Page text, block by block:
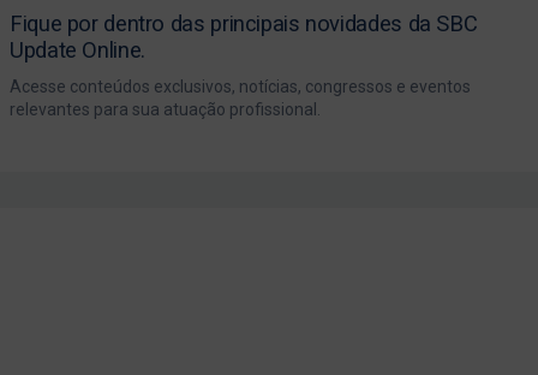
Fique por dentro das principais novidades da SBC
Update Online.
Acesse conteúdos exclusivos, notícias, congressos e eventos
relevantes para sua atuação profissional.